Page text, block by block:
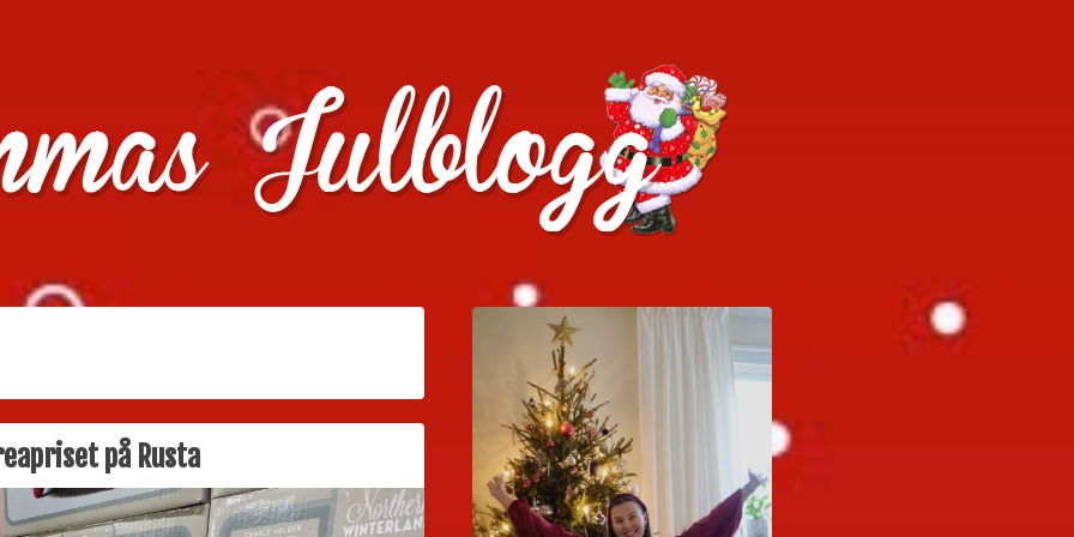
julklappstips, julkalendrar, adventskalendrar , julpyssel och julrecept!
på Rusta